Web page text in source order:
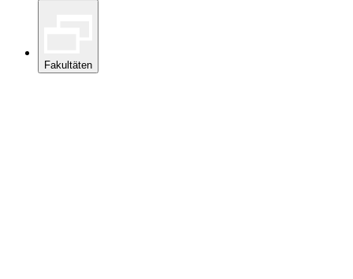
Fakultäten